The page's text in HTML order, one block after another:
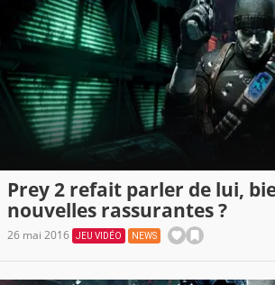
Prey 2 refait parler de lui,
nouvelles rassurantes ?
26 mai 2016 JEU VIDÉO NEWS